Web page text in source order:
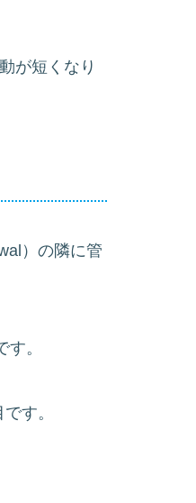
が短くなり
）の隣に管
。
す。